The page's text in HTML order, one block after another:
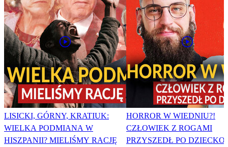
LISICKI, GÓRNY, KRATIUK:
WIELKA PODMIANA W
HISZPANII? MIELIŚMY RACJĘ
HORROR W WIEDNIU?!
CZŁOWIEK Z ROGAMI
PRZYSZEDŁ PO DZIECKO